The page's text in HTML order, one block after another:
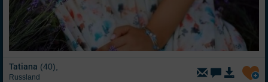
Tatiana (40),
Russland